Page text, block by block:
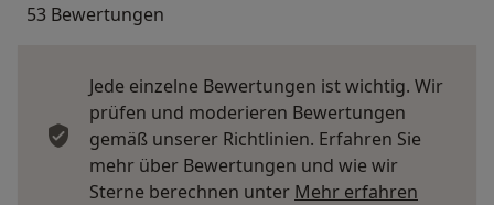
53 Bewertungen
Jede einzelne Bewertungen ist wichtig. Wir
prüfen und moderieren Bewertungen
gemäß unserer Richtlinien. Erfahren Sie
mehr über Bewertungen und wie wir
Sterne berechnen unter Mehr erfahren